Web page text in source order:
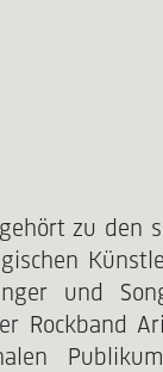
zu den
und
Rockband